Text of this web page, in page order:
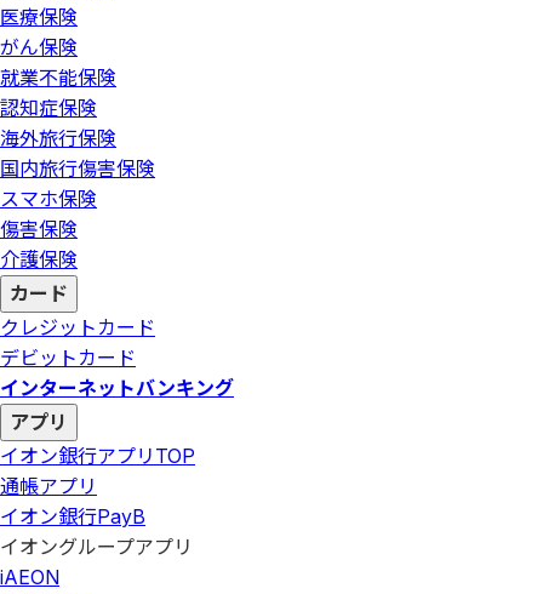
医療保険
がん保険
就業不能保険
認知症保険
海外旅行保険
国内旅行傷害保険
スマホ保険
傷害保険
介護保険
カード
クレジットカード
デビットカード
インターネットバンキング
アプリ
イオン銀行アプリ TOP
通帳アプリ
イオン銀行PayB
イオングループアプリ
iAEON